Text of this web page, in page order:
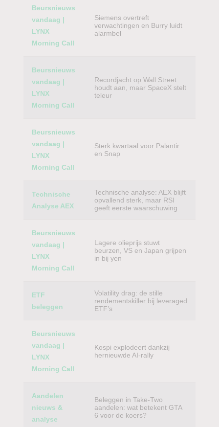
Beursnieuws
vandaag |
LYNX
Morning Call
Siemens overtreft
verwachtingen en Burry luidt
alarmbel
Beursnieuws
vandaag |
LYNX
Morning Call
Recordjacht op Wall Street
houdt aan, maar SpaceX stelt
teleur
Beursnieuws
vandaag |
LYNX
Morning Call
Sterk kwartaal voor Palantir
en Snap
Technische
Analyse AEX
Technische analyse: AEX blijft
opvallend sterk, maar RSI
geeft eerste waarschuwing
Beursnieuws
vandaag |
LYNX
Morning Call
Lagere olieprijs stuwt
beurzen, VS en Japan grijpen
in bij yen
ETF
beleggen
Volatility drag: de stille
rendementskiller bij leveraged
ETF’s
Beursnieuws
vandaag |
LYNX
Morning Call
Kospi explodeert dankzij
hernieuwde AI-rally
Aandelen
nieuws &
analyse
Beleggen in Take-Two
aandelen: wat betekent GTA
6 voor de koers?